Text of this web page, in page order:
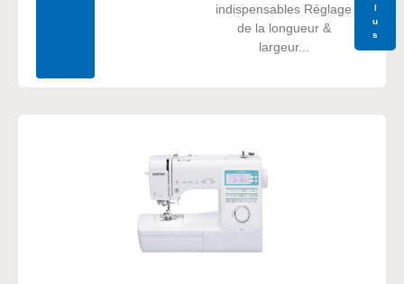
indispensables Réglage
de la longueur &
largeur...
l
u
s